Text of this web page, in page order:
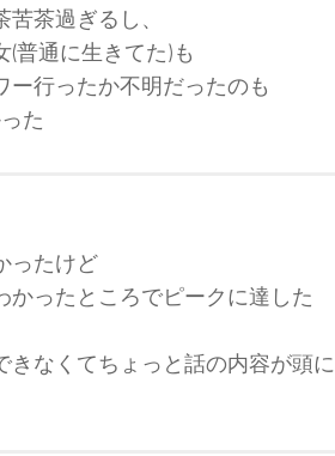
茶過ぎるし、
普通に生きてた)も
行ったか不明だったのも
た
ったけど
ったところでピークに達した
なくてちょっと話の内容が頭に